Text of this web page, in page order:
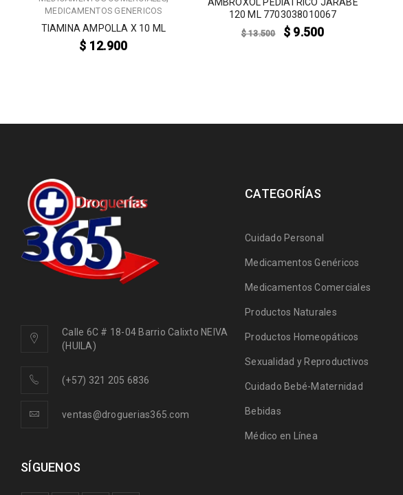
MEDICAMENTOS GENERICOS
TIAMINA AMPOLLA X 10 ML
$ 12.900
120 ML 7703038010067
$13.500 $ 9.500
Calle 6C # 18-04 Barrio Calixto NEIVA
(HUILA)
(+57) 321 205 6836
ventas@droguerias365.com
SÍGUENOS
CATEGORÍAS
Cuidado Personal
Medicamentos Genéricos
Medicamentos Comerciales
Productos Naturales
Productos Homeopáticos
Sexualidad y Reproductivos
Cuidado Bebé-Maternidad
Bebidas
Médico en Línea